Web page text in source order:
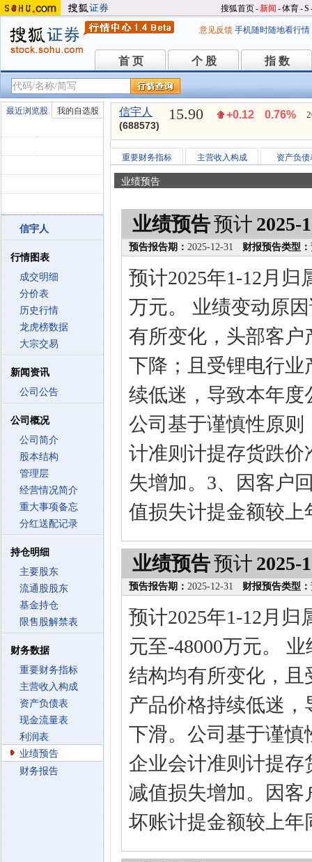
搜狐首页-新闻 -体育-S
意见反馈 手机随时随地看行情
首 页
首 页 个 股
个 股 指 数
指 数
最近浏览股 我的自选股
信宇人
行情图表
成交明细
分价表
历史行情
龙虎榜数据
大宗交易
新闻资讯
公司公告
公司概况
公司简介
股本结构
管理层
经营情况简介
重大事项备忘
分红送配记录
持仓明细
主要股东
流通股股东
基金持仓
限售股解禁表
财务数据
重要财务指标
主营收入构成
资产负债表
现金流量表
利润表
业绩预告
财务报告
信宇人
(688573)
15.90 +0.12 0.76%
重要财务指标 主营收入构成 资产负债
业绩预告
业绩预告预计 2025-
预告报告期： 2025-12-31 财报预告类型：
预计2025年1-12月归
万元。 业绩变动原
有所变化，头部客
下降；且受锂电行
续低迷，导致本年度
公司基于谨慎性原
计准则计提存货跌
失增加。3、因客户
值损失计提金额较上
业绩预告预计 2025-
预告报告期： 2025-12-31 财报预告类型：
预计2025年1-12月
元至-48000万元。
结构均有所变化，
产品价格持续低迷
下滑。公司基于谨
企业会计准则计提
减值损失增加。因
坏账计提金额较上年